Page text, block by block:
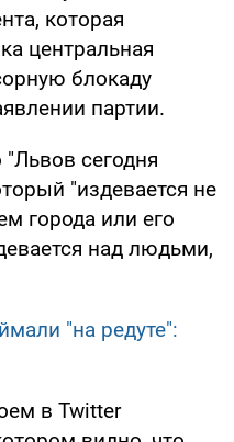
которая
центральная
блокаду
партии.
сегодня
"издевается не
города или его
над людьми,
"на редуте":
в Twitter